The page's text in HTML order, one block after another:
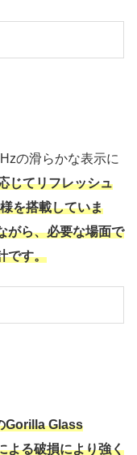
の滑らかな表示に
じてリフレッシュ
を搭載していま
がら、必要な場面で
です。
Gorilla Glass
よる破損により強く